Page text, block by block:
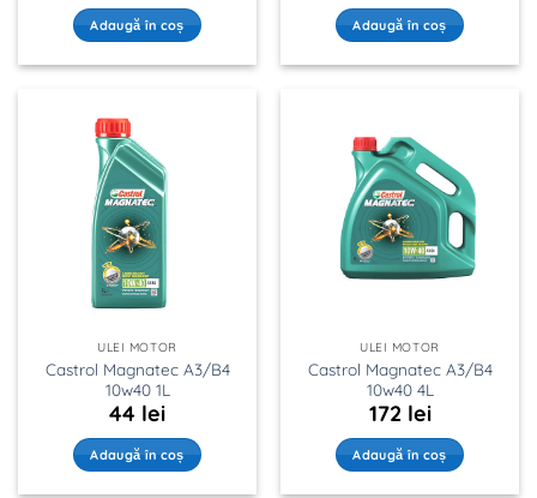
Adaugă în coș Adaugă în coș
ULEI MOTOR
Castrol Magnatec A3/B4
10w40 1L
44 lei
Adaugă în coș
ULEI MOTOR
Castrol Magnatec A3/B4
10w40 4L
172 lei
Adaugă în coș